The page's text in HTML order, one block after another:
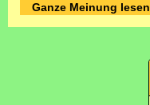
Ganze Meinung lesen